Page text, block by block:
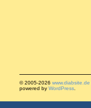
© 2005-2026 www.diabsite.de
powered by WordPress.